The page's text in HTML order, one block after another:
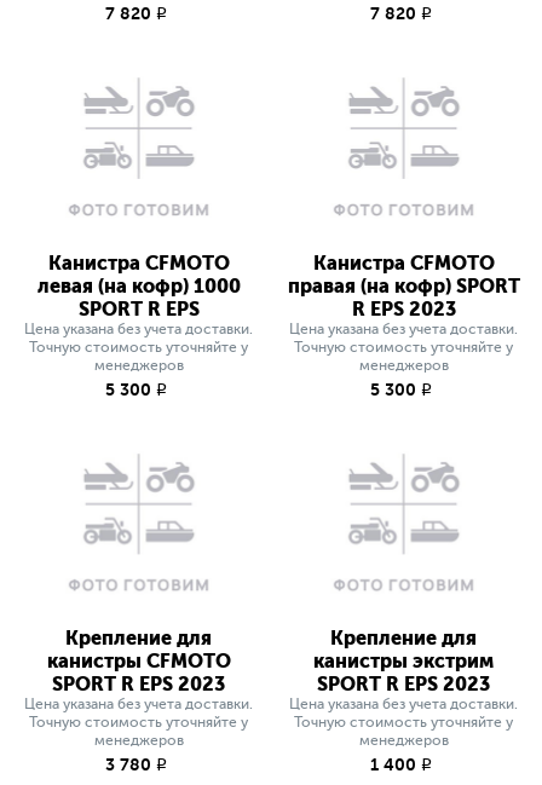
7 820 q 7 820 q
Канистра CFMOTO
левая (на кофр) 1000
SPORT R EPS
Цена указана без учета доставки.
Точную стоимость уточняйте у
менеджеров
5 300 q
Канистра CFMOTO
правая (на кофр) SPORT
R EPS 2023
Цена указана без учета доставки.
Точную стоимость уточняйте у
менеджеров
5 300 q
Крепление для
канистры CFMOTO
SPORT R EPS 2023
Цена указана без учета доставки.
Точную стоимость уточняйте у
менеджеров
3 780 q
Крепление для
канистры экстрим
SPORT R EPS 2023
Цена указана без учета доставки.
Точную стоимость уточняйте у
менеджеров
1 400 q